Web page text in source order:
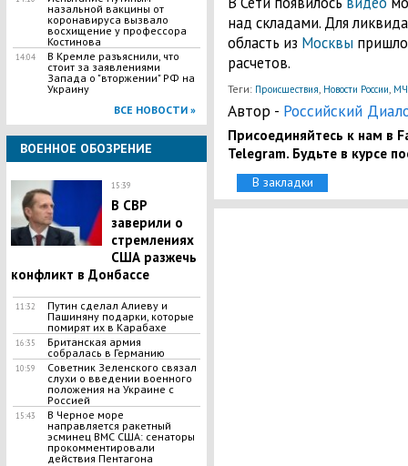
назальной вакцины от
коронавируса вызвало
восхищение у профессора
Костинова
14:04
В Кремле разъяснили, что
стоит за заявлениями
Запада о "вторжении" РФ на
Украину
ВСЕ НОВОСТИ »
ВОЕННОЕ ОБОЗРЕНИЕ
15:39
В СВР
заверили о
стремлениях
США разжечь
конфликт в Донбассе
11:32
Путин сделал Алиеву и
Пашиняну подарки, которые
помирят их в Карабахе
16:35
Британская армия
собралась в Германию
10:59
Советник Зеленского связал
слухи о введении военного
положения на Украине с
Россией
15:43
В Черное море
направляется ракетный
эсминец ВМС США: сенаторы
прокомментировали
действия Пентагона
над складами. Для
область из Москвы
расчетов.
Теги: Происшествия, Новости России,
Автор - Российский
Присоединяйтесь к нам в
Telegram. Будьте в курсе
В закладки